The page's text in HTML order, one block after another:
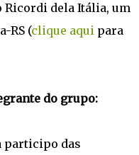
Ricordi dela Itália, um
RS (clique aqui para
do grupo:
participo das